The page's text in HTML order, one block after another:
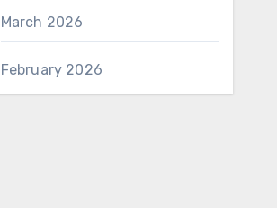
March 2026
February 2026